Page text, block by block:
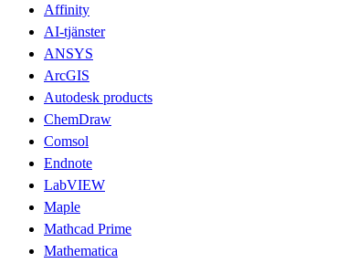
Affinity
AI-tjänster
ANSYS
ArcGIS
Autodesk products
ChemDraw
Comsol
Endnote
LabVIEW
Maple
Mathcad Prime
Mathematica